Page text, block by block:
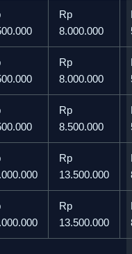
Rp
8.000.000
Rp
8.000.000
Rp
8.500.000
Rp
13.500.000
Rp
13.500.000